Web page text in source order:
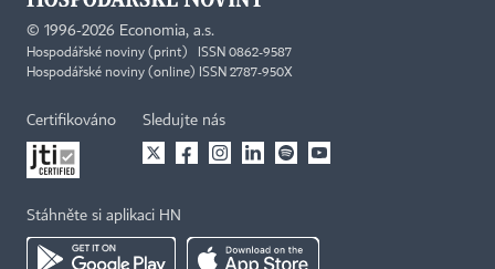
© 1996-2026 Economia, a.s.
Hospodářské noviny (print) ISSN 0862-9587
Hospodářské noviny (online) ISSN 2787-950X
Certifikováno Sledujte nás
Stáhněte si aplikaci HN